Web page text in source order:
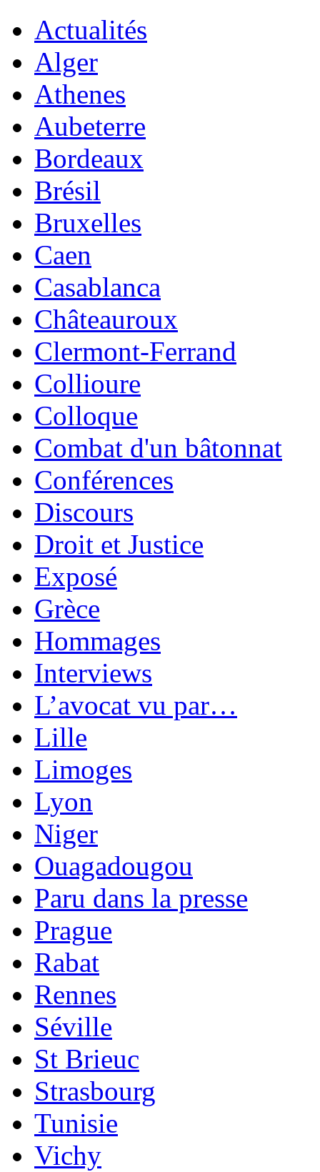
Actualités
Alger
Athenes
Aubeterre
Bordeaux
Brésil
Bruxelles
Caen
Casablanca
Châteauroux
Clermont-Ferrand
Collioure
Colloque
Combat d'un bâtonnat
Conférences
Discours
Droit et Justice
Exposé
Grèce
Hommages
Interviews
L’avocat vu par…
Lille
Limoges
Lyon
Niger
Ouagadougou
Paru dans la presse
Prague
Rabat
Rennes
Séville
St Brieuc
Strasbourg
Tunisie
Vichy